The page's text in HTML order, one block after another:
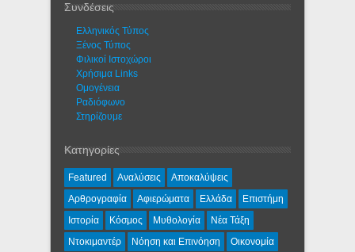
Συνδέσεις
Ελληνικός Τύπος
Ξένος Τύπος
Φιλικοί Ιστοχώροι
Χρήσιμα Links
Ομογένεια
Ραδιόφωνο
Στηρίζουμε
Κατηγορίες
Featured Αναλύσεις
Αποκαλύψεις
Αρθρογραφία
Αφιερώματα Ελλάδα
Επιστήμη
Ιστορία
Κόσμος Μυθολογία
Νέα Τάξη
Ντοκιμαντέρ
Νόηση και Επινόηση Οικονομία